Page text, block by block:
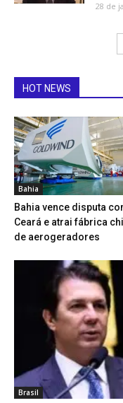
28 de
HOT NEWS
Bahia
Bahia vence disputa
Ceará e atrai fábrica
de aerogeradores
Brasil